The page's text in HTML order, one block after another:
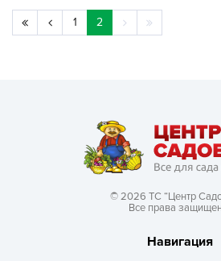
1 2
© 2026 ТС “Центр
Все права
Навигация